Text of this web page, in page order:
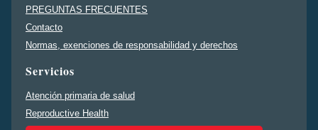
PREGUNTAS FRECUENTES
Contacto
Normas, exenciones de responsabilidad y derechos
Servicios
Atención primaria de salud
Reproductive Health